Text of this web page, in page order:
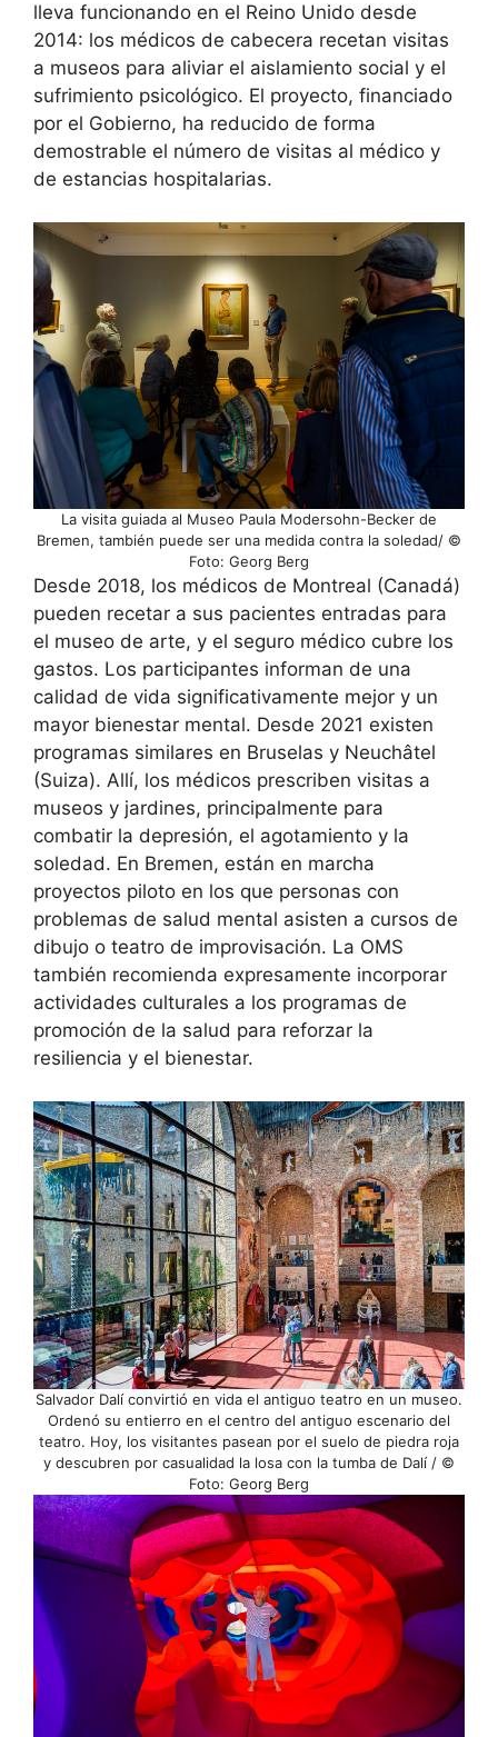
lleva funcionando en el Reino Unido desde
2014: los médicos de cabecera recetan visitas
a museos para aliviar el aislamiento social y el
sufrimiento psicológico. El proyecto, financiado
por el Gobierno, ha reducido de forma
demostrable el número de visitas al médico y
de estancias hospitalarias.
La visita guiada al Museo Paula Modersohn-Becker de
Bremen, también puede ser una medida contra la soledad/ ©
Foto: Georg Berg
Desde 2018, los médicos de Montreal (Canadá)
pueden recetar a sus pacientes entradas para
el museo de arte, y el seguro médico cubre los
gastos. Los participantes informan de una
calidad de vida significativamente mejor y un
mayor bienestar mental. Desde 2021 existen
programas similares en Bruselas y Neuchâtel
(Suiza). Allí, los médicos prescriben visitas a
museos y jardines, principalmente para
combatir la depresión, el agotamiento y la
soledad. En Bremen, están en marcha
proyectos piloto en los que personas con
problemas de salud mental asisten a cursos de
dibujo o teatro de improvisación. La OMS
también recomienda expresamente incorporar
actividades culturales a los programas de
promoción de la salud para reforzar la
resiliencia y el bienestar.
Salvador Dalí convirtió en vida el antiguo teatro en un museo.
Ordenó su entierro en el centro del antiguo escenario del
teatro. Hoy, los visitantes pasean por el suelo de piedra roja
y descubren por casualidad la losa con la tumba de Dalí / ©
Foto: Georg Berg